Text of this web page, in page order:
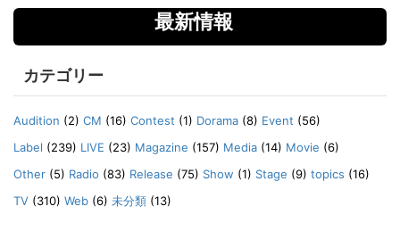
最新情報
カテゴリー
Audition (2) CM (16) Contest (1) Dorama (8) Event (56)
Label (239) LIVE (23) Magazine (157) Media (14) Movie (6)
Other (5) Radio (83) Release (75) Show (1) Stage (9) topics (16)
TV (310) Web (6) 未分類 (13)